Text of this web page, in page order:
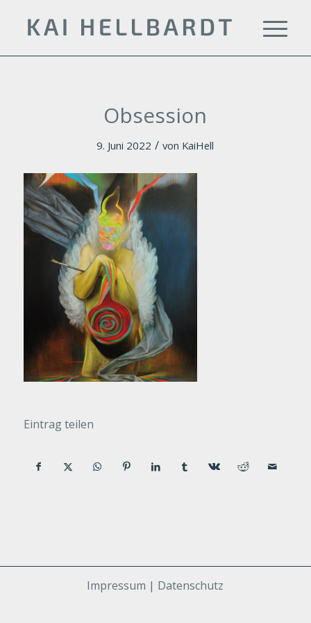
Obsession
9. Juni 2022 / von KaiHell
Eintrag teilen
Impressum | Datenschutz